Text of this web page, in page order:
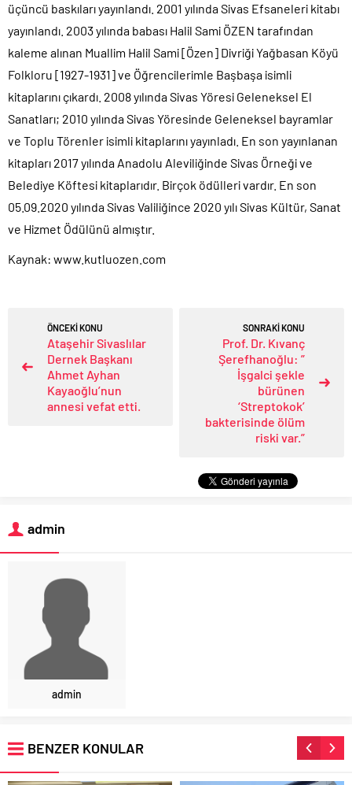
üçüncü baskıları yayınlandı. 2001 yılında Sivas Efsaneleri kitabı
yayınlandı. 2003 yılında babası Halil Sami ÖZEN tarafından
kaleme alınan Muallim Halil Sami [Özen] Divriği Yağbasan Köyü
Folkloru [1927-1931] ve Öğrencilerimle Başbaşa isimli
kitaplarını çıkardı. 2008 yılında Sivas Yöresi Geleneksel El
Sanatları; 2010 yılında Sivas Yöresinde Geleneksel bayramlar
ve Toplu Törenler isimli kitaplarını yayınladı. En son yayınlanan
kitapları 2017 yılında Anadolu Aleviliğinde Sivas Örneği ve
Belediye Köftesi kitaplarıdır. Birçok ödülleri vardır. En son
05.09.2020 yılında Sivas Valiliğince 2020 yılı Sivas Kültür, Sanat
ve Hizmet Ödülünü almıştır.
Kaynak: www.kutluozen.com
ÖNCEKİ KONU
Ataşehir Sivaslılar
Dernek Başkanı
Ahmet Ayhan
Kayaoğlu’nun
annesi vefat etti.
SONRAKİ KONU
Prof. Dr. Kıvanç
Şerefhanoğlu: ”
İşgalci şekle
bürünen
‘Streptokok’
bakterisinde ölüm
riski var.”
admin
admin
BENZER KONULAR